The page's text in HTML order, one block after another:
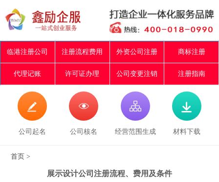
临港注册公司 注册流程费用 外资公司注册 商标注册
代理记账 许可证办理 公司变更注销 注册指南

公司起名

公司核名

经营范围生成

材料下载
首页 >
展示设计公司注册流程、费用及条件